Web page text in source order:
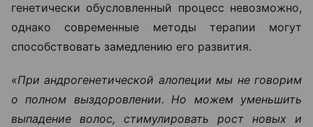
генетически обусловленный процесс невозможно,
однако современные методы терапии могут
способствовать замедлению его развития.
«При андрогенетической алопеции мы не говорим
о полном выздоровлении. Но можем уменьшить
выпадение волос, стимулировать рост новых и